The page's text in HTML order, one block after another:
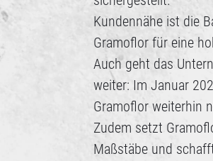
Kundennähe ist die
Gramoflor für eine
Auch geht das
weiter: Im Januar
Gramoflor weiterhin
Zudem setzt
Maßstäbe und